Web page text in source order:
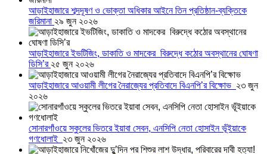
আড়াইহাজারে শব্দদূষণ ও ভোক্তা অধিকার আইনে তিন প্রতিষ্ঠান-ব্যক্তিকে
জরিমানা ২৯ জুন ২০২৬
আড়াইহাজারে ইভটিজিং, ডাকাতি ও মাদকের বিরুদ্ধে কঠোর অবস্থানের ঘোষণা
ডিসি’র ২৫ জুন ২০২৬
আড়াইহাজারে আওয়ামী লীগের নৈরাজ্যের প্রতিবাদে বিএনপি’র বিক্ষোভ ২৩ জুন
২০২৬
সোনারগাঁওয়ে স্কুলের ভিতরে ইয়াবা সেবন, এনসিপি নেতা হোসাইন ভূঁইয়াকে
গণধোলাই ২৩ জুন ২০২৬